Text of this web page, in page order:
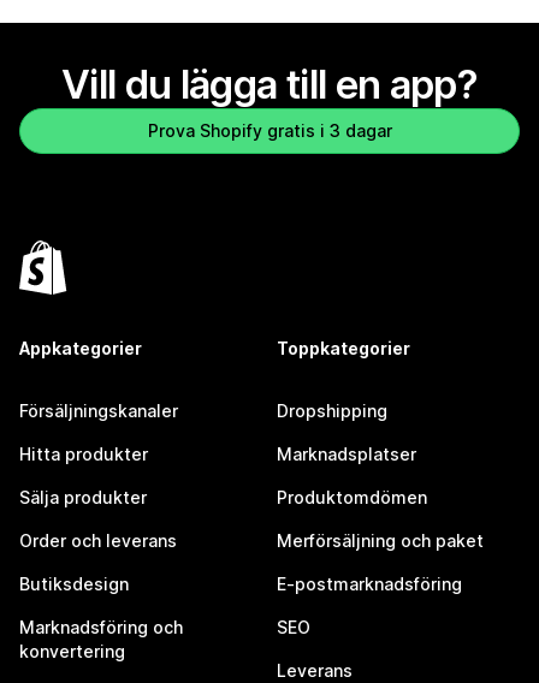
Vill du lägga till en app?
Prova Shopify gratis i 3 dagar
Appkategorier
Försäljningskanaler
Hitta produkter
Sälja produkter
Order och leverans
Butiksdesign
Marknadsföring och
konvertering
Toppkategorier
Dropshipping
Marknadsplatser
Produktomdömen
Merförsäljning och paket
E-postmarknadsföring
SEO
Leverans